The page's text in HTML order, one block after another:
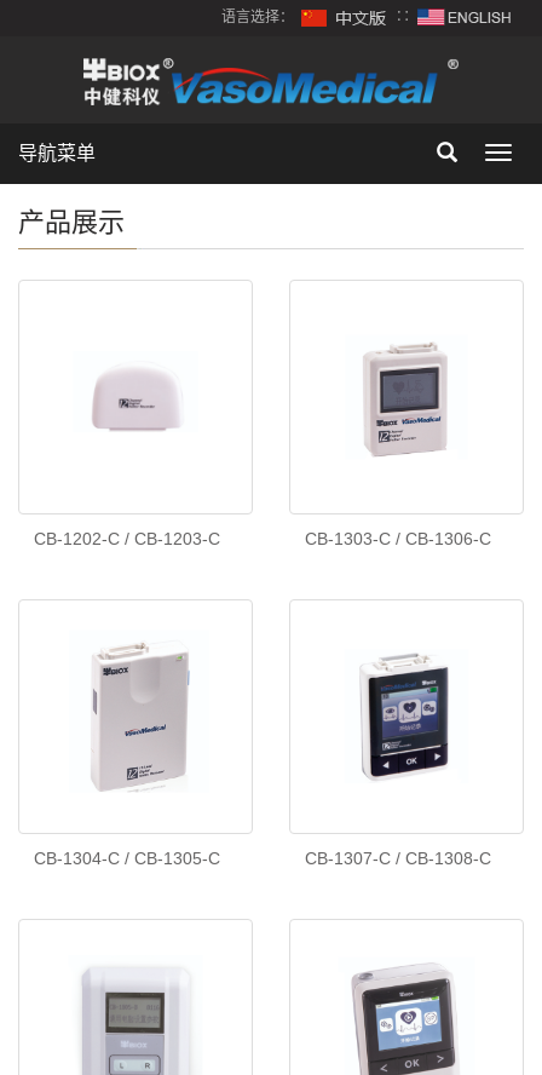
语言选择： ∷
导航菜单
产品展示
CB-1202-C / CB-1203-C CB-1303-C / CB-1306-C
CB-1304-C / CB-1305-C CB-1307-C / CB-1308-C